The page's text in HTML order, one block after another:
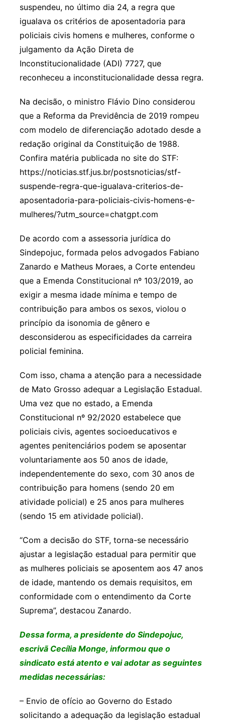
suspendeu, no último dia 24, a regra que
igualava os critérios de aposentadoria para
policiais civis homens e mulheres, conforme o
julgamento da Ação Direta de
Inconstitucionalidade (ADI) 7727, que
reconheceu a inconstitucionalidade dessa regra.
Na decisão, o ministro Flávio Dino considerou
que a Reforma da Previdência de 2019 rompeu
com modelo de diferenciação adotado desde a
redação original da Constituição de 1988.
Confira matéria publicada no site do STF:
https://noticias.stf.jus.br/postsnoticias/stf-
suspende-regra-que-igualava-criterios-de-
aposentadoria-para-policiais-civis-homens-e-
mulheres/?utm_source=chatgpt.com
De acordo com a assessoria jurídica do
Sindepojuc, formada pelos advogados Fabiano
Zanardo e Matheus Moraes, a Corte entendeu
que a Emenda Constitucional nº 103/2019, ao
exigir a mesma idade mínima e tempo de
contribuição para ambos os sexos, violou o
princípio da isonomia de gênero e
desconsiderou as especificidades da carreira
policial feminina.
Com isso, chama a atenção para a necessidade
de Mato Grosso adequar a Legislação Estadual.
Uma vez que no estado, a Emenda
Constitucional nº 92/2020 estabelece que
policiais civis, agentes socioeducativos e
agentes penitenciários podem se aposentar
voluntariamente aos 50 anos de idade,
independentemente do sexo, com 30 anos de
contribuição para homens (sendo 20 em
atividade policial) e 25 anos para mulheres
(sendo 15 em atividade policial).
“Com a decisão do STF, torna-se necessário
ajustar a legislação estadual para permitir que
as mulheres policiais se aposentem aos 47 anos
de idade, mantendo os demais requisitos, em
conformidade com o entendimento da Corte
Suprema”, destacou Zanardo.
Dessa forma, a presidente do Sindepojuc,
escrivã Cecília Monge, informou que o
sindicato está atento e vai adotar as seguintes
medidas necessárias:
– Envio de ofício ao Governo do Estado
solicitando a adequação da legislação estadual